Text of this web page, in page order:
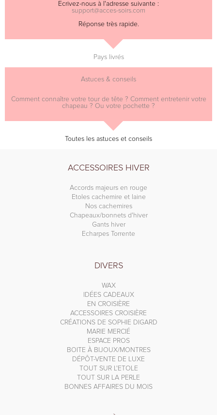
Ecrivez-nous à l'adresse suivante :
support@acces-soirs.com
Réponse très rapide.
Pays livrés
Astuces & conseils
Comment connaître votre tour de tête ? Comment entretenir votre
chapeau ? Ou votre pochette ?
Toutes les astuces et conseils
ACCESSOIRES HIVER
Accords majeurs en rouge
Etoles cachemire et laine
Nos cachemires
Chapeaux/bonnets d'hiver
Gants hiver
Echarpes Torrente
DIVERS
WAX
IDÉES CADEAUX
EN CROISIÈRE
ACCESSOIRES CROISIÈRE
CRÉATIONS DE SOPHIE DIGARD
MARIE MERCIÉ
ESPACE PROS
BOITE À BIJOUX/MONTRES
DÉPÔT-VENTE DE LUXE
TOUT SUR L'ETOLE
TOUT SUR LA PERLE
BONNES AFFAIRES DU MOIS